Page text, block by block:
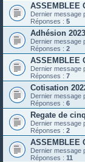
ASSEMBLEE
Dernier message
Réponses : 5
Adhésion 2023
Dernier message
Réponses : 2
ASSEMBLEE
Dernier message
Réponses : 7
Cotisation
Dernier message
Réponses : 6
Regate de
Dernier message
Réponses : 2
ASSEMBLEE
Dernier message
Réponses : 11